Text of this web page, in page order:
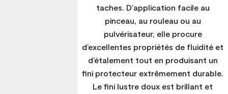
taches. D’application facile au
pinceau, au rouleau ou au
pulvérisateur, elle procure
d’excellentes propriétés de fluidité et
d’étalement tout en produisant un
fini protecteur extrêmement durable.
Le fini lustre doux est brillant et